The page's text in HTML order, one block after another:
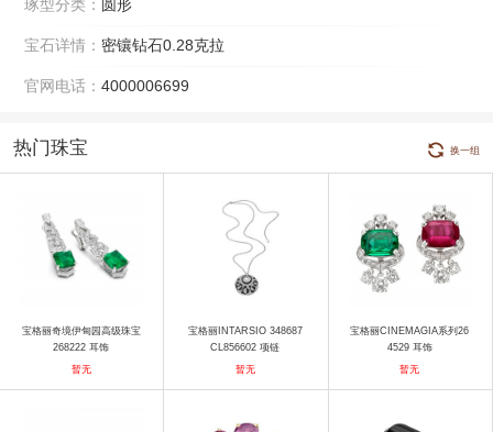
琢型分类： 圆形
宝石详情： 密镶钻石0.28克拉
官网电话： 4000006699
热门珠宝 换一组
宝格丽奇境伊甸园高级珠宝
268222 耳饰
暂无
宝格丽INTARSIO 348687
CL856602 项链
暂无
宝格丽CINEMAGIA系列26
4529 耳饰
暂无